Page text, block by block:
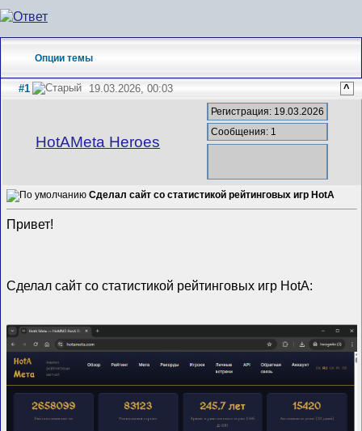
Опции темы
#1 19.03.2026, 00:03 ^
HotAMeta Heroes
Регистрация: 19.03.2026
Сообщения: 1
Сделал сайт со статистикой рейтинговых игр HotA
Привет!
Сделал сайт со статистикой рейтинговых игр HotA: